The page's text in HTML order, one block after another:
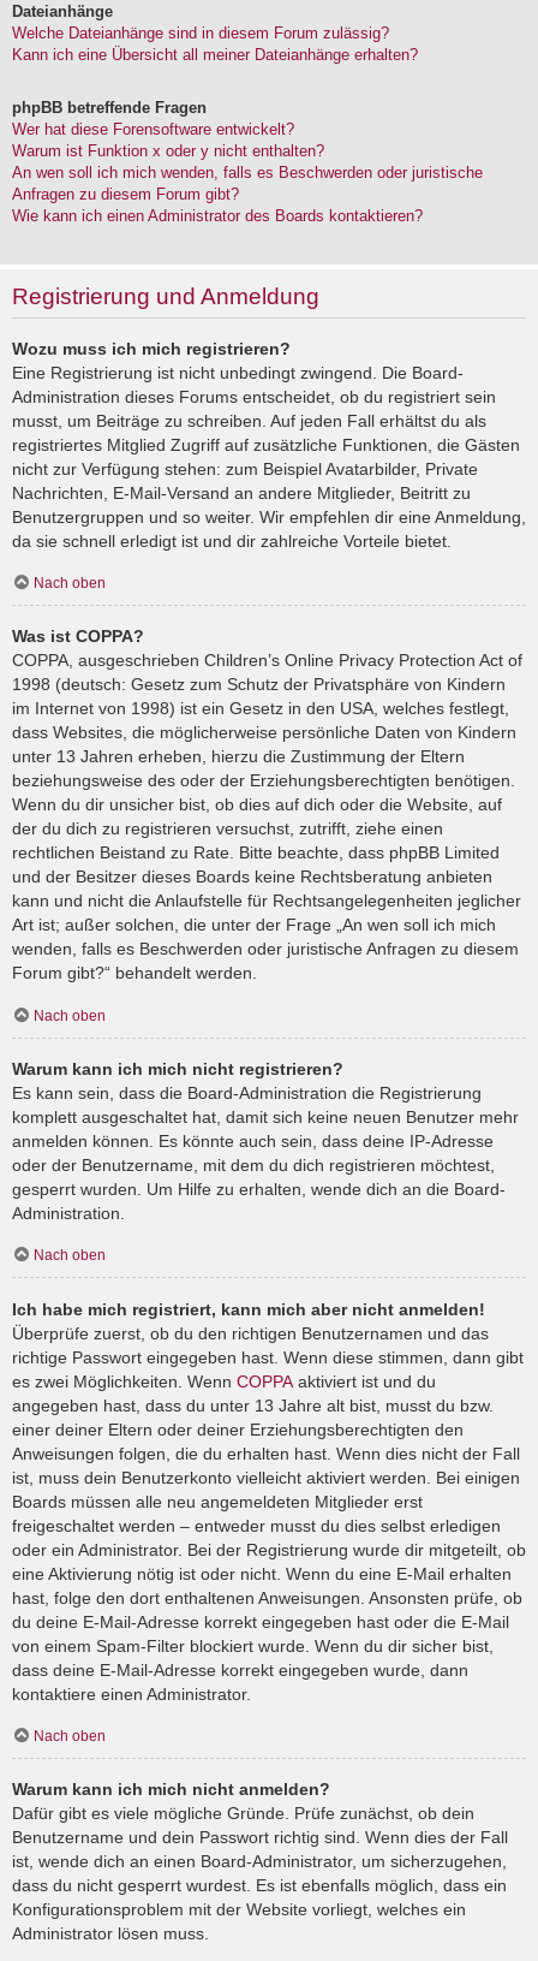
Dateianhänge
Welche Dateianhänge sind in diesem Forum zulässig?
Kann ich eine Übersicht all meiner Dateianhänge erhalten?
phpBB betreffende Fragen
Wer hat diese Forensoftware entwickelt?
Warum ist Funktion x oder y nicht enthalten?
An wen soll ich mich wenden, falls es Beschwerden oder juristische
Anfragen zu diesem Forum gibt?
Wie kann ich einen Administrator des Boards kontaktieren?
Registrierung und Anmeldung
Wozu muss ich mich registrieren?
Eine Registrierung ist nicht unbedingt zwingend. Die Board-
Administration dieses Forums entscheidet, ob du registriert sein
musst, um Beiträge zu schreiben. Auf jeden Fall erhältst du als
registriertes Mitglied Zugriff auf zusätzliche Funktionen, die Gästen
nicht zur Verfügung stehen: zum Beispiel Avatarbilder, Private
Nachrichten, E-Mail-Versand an andere Mitglieder, Beitritt zu
Benutzergruppen und so weiter. Wir empfehlen dir eine Anmeldung,
da sie schnell erledigt ist und dir zahlreiche Vorteile bietet.
Nach oben
Was ist COPPA?
COPPA, ausgeschrieben Children’s Online Privacy Protection Act of
1998 (deutsch: Gesetz zum Schutz der Privatsphäre von Kindern
im Internet von 1998) ist ein Gesetz in den USA, welches festlegt,
dass Websites, die möglicherweise persönliche Daten von Kindern
unter 13 Jahren erheben, hierzu die Zustimmung der Eltern
beziehungsweise des oder der Erziehungsberechtigten benötigen.
Wenn du dir unsicher bist, ob dies auf dich oder die Website, auf
der du dich zu registrieren versuchst, zutrifft, ziehe einen
rechtlichen Beistand zu Rate. Bitte beachte, dass phpBB Limited
und der Besitzer dieses Boards keine Rechtsberatung anbieten
kann und nicht die Anlaufstelle für Rechtsangelegenheiten jeglicher
Art ist; außer solchen, die unter der Frage „An wen soll ich mich
wenden, falls es Beschwerden oder juristische Anfragen zu diesem
Forum gibt?“ behandelt werden.
Nach oben
Warum kann ich mich nicht registrieren?
Es kann sein, dass die Board-Administration die Registrierung
komplett ausgeschaltet hat, damit sich keine neuen Benutzer mehr
anmelden können. Es könnte auch sein, dass deine IP-Adresse
oder der Benutzername, mit dem du dich registrieren möchtest,
gesperrt wurden. Um Hilfe zu erhalten, wende dich an die Board-
Administration.
Nach oben
Ich habe mich registriert, kann mich aber nicht anmelden!
Überprüfe zuerst, ob du den richtigen Benutzernamen und das
richtige Passwort eingegeben hast. Wenn diese stimmen, dann gibt
es zwei Möglichkeiten. Wenn COPPA aktiviert ist und du
angegeben hast, dass du unter 13 Jahre alt bist, musst du bzw.
einer deiner Eltern oder deiner Erziehungsberechtigten den
Anweisungen folgen, die du erhalten hast. Wenn dies nicht der Fall
ist, muss dein Benutzerkonto vielleicht aktiviert werden. Bei einigen
Boards müssen alle neu angemeldeten Mitglieder erst
freigeschaltet werden – entweder musst du dies selbst erledigen
oder ein Administrator. Bei der Registrierung wurde dir mitgeteilt, ob
eine Aktivierung nötig ist oder nicht. Wenn du eine E-Mail erhalten
hast, folge den dort enthaltenen Anweisungen. Ansonsten prüfe, ob
du deine E-Mail-Adresse korrekt eingegeben hast oder die E-Mail
von einem Spam-Filter blockiert wurde. Wenn du dir sicher bist,
dass deine E-Mail-Adresse korrekt eingegeben wurde, dann
kontaktiere einen Administrator.
Nach oben
Warum kann ich mich nicht anmelden?
Dafür gibt es viele mögliche Gründe. Prüfe zunächst, ob dein
Benutzername und dein Passwort richtig sind. Wenn dies der Fall
ist, wende dich an einen Board-Administrator, um sicherzugehen,
dass du nicht gesperrt wurdest. Es ist ebenfalls möglich, dass ein
Konfigurationsproblem mit der Website vorliegt, welches ein
Administrator lösen muss.